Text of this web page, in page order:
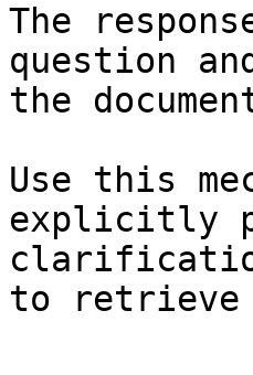
The
question
the
Use this
explicitly